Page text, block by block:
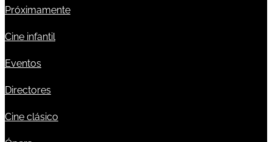
Próximamente
Cine infantil
Eventos
Directores
Cine clásico